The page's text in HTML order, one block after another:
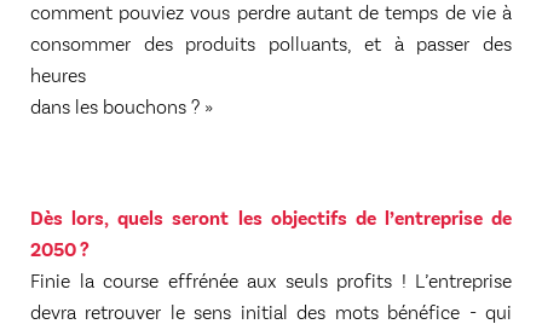
comment pouviez vous perdre autant de temps de vie à
consommer des produits polluants, et à passer des
heures
dans les bouchons ? »
Dès lors, quels seront les objectifs de l’entreprise de
2050 ?
Finie la course effrénée aux seuls profits ! L’entreprise
devra retrouver le sens initial des mots bénéfice - qui